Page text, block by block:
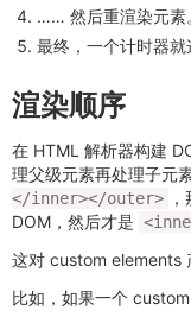
…… 然后重渲染元素
最终，一个计时器就
渲染顺序
在 HTML 解析器构建
理父级元素再处理子元
</inner></outer>
DOM，然后才是
这对 custom elements
比如，如果一个